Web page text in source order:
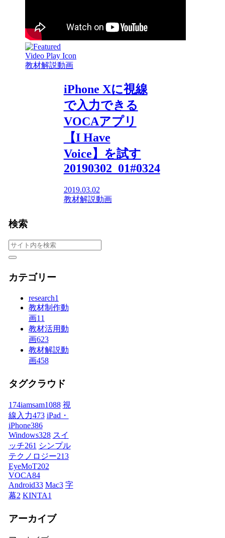
教材解説動画
iPhone Xに視線
で入力できる
VOCAアプリ
【I Have
Voice】を試す
20190302_01#0324
2019.03.02
教材解説動画
検索
カテゴリー
research1
教材制作動
画11
教材活用動
画623
教材解説動
画458
タグクラウド
174iamsam1088 視
線入力473 iPad・
iPhone386
Windows328 スイ
ッチ261 シンプル
テクノロジー213
EyeMoT202
VOCA84
Android33 Mac3 字
幕2 KINTA1
アーカイブ